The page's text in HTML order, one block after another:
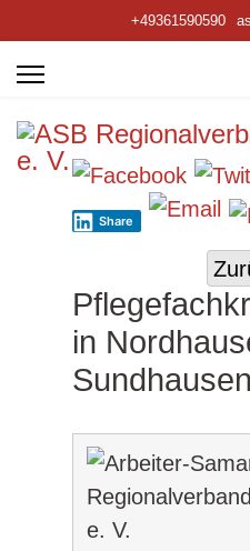
+49361590590
Share
in
Sundhausen